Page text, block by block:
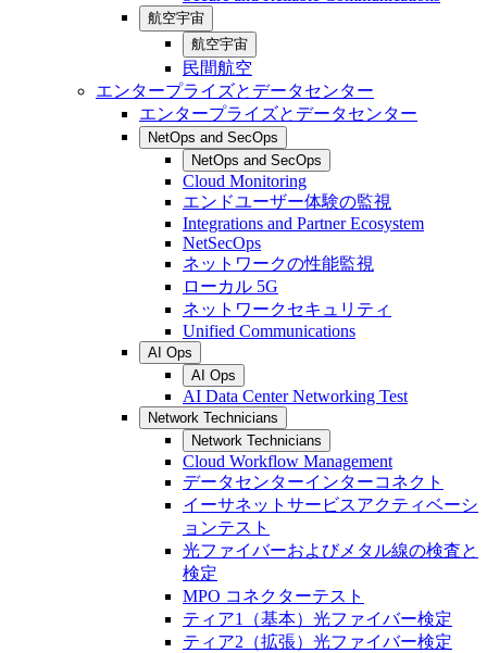
航空宇宙
航空宇宙
民間航空
エンタープライズとデータセンター
エンタープライズとデータセンター
NetOps and SecOps
NetOps and SecOps
Cloud Monitoring
エンドユーザー体験の監視
Integrations and Partner Ecosystem
NetSecOps
ネットワークの性能監視
ローカル 5G
ネットワークセキュリティ
Unified Communications
AI Ops
AI Ops
AI Data Center Networking Test
Network Technicians
Network Technicians
Cloud Workflow Management
データセンターインターコネクト
イーサネットサービスアクティベーシ
ョンテスト
光ファイバーおよびメタル線の検査と
検定
MPO コネクターテスト
ティア1（基本）光ファイバー検定
ティア2（拡張）光ファイバー検定